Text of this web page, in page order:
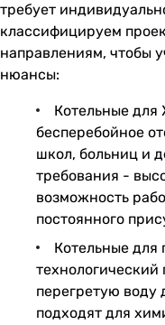
требует
классифицируем
направлениям, чтобы
нюансы:
Котельные
бесперебойное
школ, больниц и
требования -
возможность
постоянного
Котельные для
перегретую воду
подходят для